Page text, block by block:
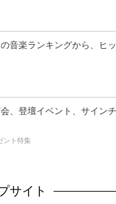
音楽ランキングから、ヒ
、登壇イベント、サイン
ント特集
サイト